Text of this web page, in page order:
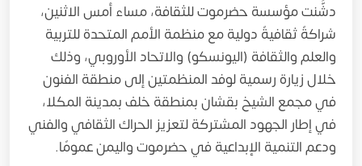
دشَّنت مؤسسة حضرموت للثقافة، مساء أمس الاثنين،
شراكةً ثقافيةً دولية مع منظمة الأمم المتحدة للتربية
والعلم والثقافة (اليونسكو) والاتحاد الأوروبي، وذلك
خلال زيارة رسمية لوفد المنظمتين إلى منطقة الفنون
في مجمع الشيخ بقشان بمنطقة خلف بمدينة المكلا،
في إطار الجهود المشتركة لتعزيز الحراك الثقافي والفني
ودعم التنمية الإبداعية في حضرموت واليمن عمومًا.